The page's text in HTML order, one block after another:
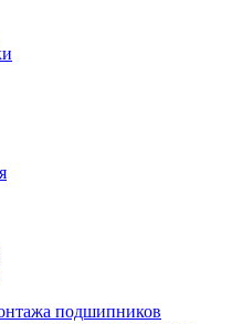
подшипников